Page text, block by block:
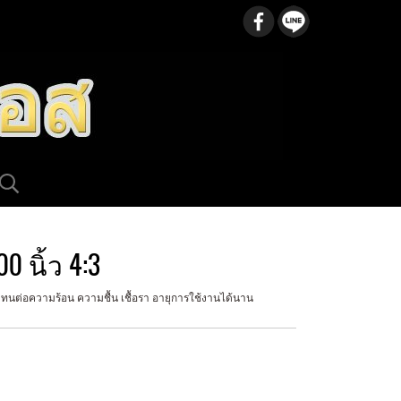
นิ้ว 4:3
นต่อความร้อน ความชื้น เชื้อรา อายุการใช้งานได้นาน